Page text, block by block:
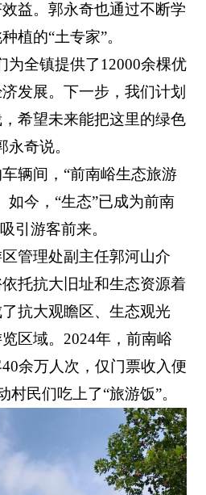
益。郭永奇也通过不断学
植的“土专家”。
为全镇提供了12000余棵优
发展。下一步，我们计划
希望未来能把这里的绿色
奇说。
辆间，“前南峪生态旅游
如今，“生态”已成为前南
引游客前来。
管理处副主任郭河山介
托抗大旧址和生态资源着
抗大观瞻区、生态观光
区域。2024年，前南峪
余万人次，仅门票收入便
村民们吃上了“旅游饭”。